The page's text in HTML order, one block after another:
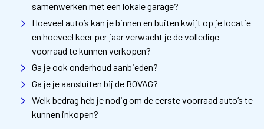
samenwerken met een lokale garage?
Hoeveel auto’s kan je binnen en buiten kwijt op je locatie
en hoeveel keer per jaar verwacht je de volledige
voorraad te kunnen verkopen?
Ga je ook onderhoud aanbieden?
Ga je je aansluiten bij de BOVAG?
Welk bedrag heb je nodig om de eerste voorraad auto’s te
kunnen inkopen?